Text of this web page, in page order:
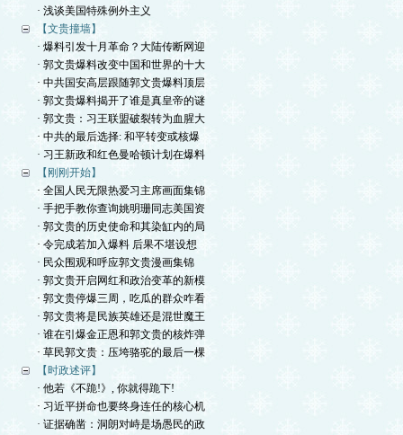
· 浅谈美国特殊例外主义
【文贵撞墙】
· 爆料引发十月革命？大陆传断网迎
· 郭文贵爆料改变中国和世界的十大
· 中共国安高层跟随郭文贵爆料顶层
· 郭文贵爆料揭开了谁是真皇帝的谜
· 郭文贵：习王联盟破裂转为血腥大
· 中共的最后选择: 和平转变或核爆
· 习王新政和红色曼哈顿计划在爆料
【刚刚开始】
· 全国人民无限热爱习主席画面集锦
· 手把手教你查询姚明珊同志美国资
· 郭文贵的历史使命和其染缸内的局
· 令完成若加入爆料 后果不堪设想
· 民众围观和呼应郭文贵漫画集锦
· 郭文贵开启网红和政治变革的新模
· 郭文贵停爆三周，吃瓜的群众咋看
· 郭文贵将是民族英雄还是混世魔王
· 谁在引爆金正恩和郭文贵的核炸弹
· 草民郭文贵：压垮骆驼的最后一棵
【时政述评】
· 他若《不跪!》, 你就得跪下!
· 习近平拼命也要终身连任的核心机
· 证据确凿：洞朗对峙是场愚民的政